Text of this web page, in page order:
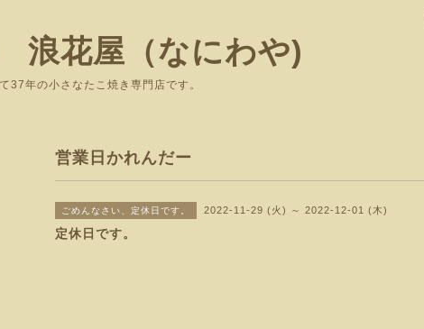
浪花屋（なにわや)
居で愛されて37年の小さなたこ焼き
営業日かれんだー
ごめんなさい、定休日です。 2022-11-29 (火) ～ 2022-12-01 (木)
定休日です。